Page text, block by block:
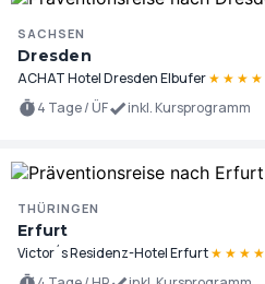
SACHSEN
Dresden
ACHAT Hotel Dresden Elbufer★ ★ ★ ★
4 Tage / ÜF
inkl. Kursprogramm
THÜRINGEN
Erfurt
Victor´s Residenz-Hotel Erfurt★ ★ ★ ★